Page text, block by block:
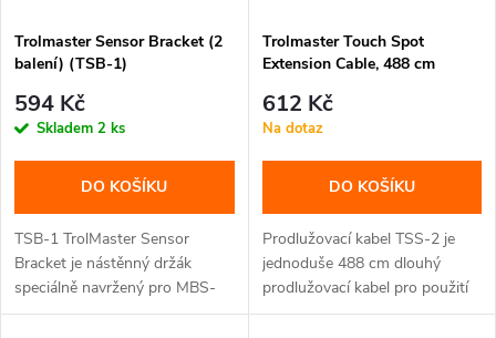
r
o
d
u
k
p
r
o
u
k
Trolmaster Sensor Bracket (2
balení) (TSB-1)
594 Kč
Skladem 2 ks
DO KOŠÍKU
TSB-1 TrolMaster Sensor
Bracket je nástěnný držák
speciálně navržený pro MBS-
K30 /...
Trolmaster Touch Spot
Extension Cable, 488 cm
612 Kč
Na dotaz
DO KOŠÍKU
Prodlužovací kabel TSS-2 je
jednoduše 488 cm dlouhý
prodlužovací kabel pro použití
s...